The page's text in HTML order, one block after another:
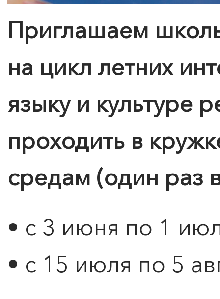
Приглашаем
на цикл летних
языку и культуре
проходить в
средам (один раз
• с 3 июня по 1
• с 15 июля по 5